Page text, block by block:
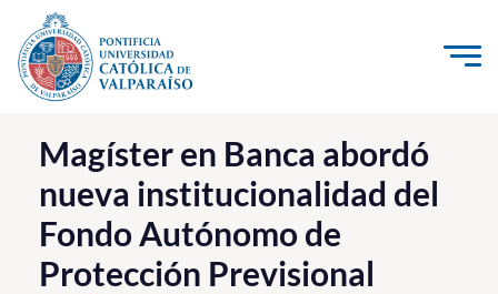
Click acá para ir directamente al contenido
La Universidad
Investigación, Creación e Innovación
PUCV Internacional
Vinculación con el Medio
Magíster en Banca abordó
nueva institucionalidad del
Fondo Autónomo de
Protección Previsional